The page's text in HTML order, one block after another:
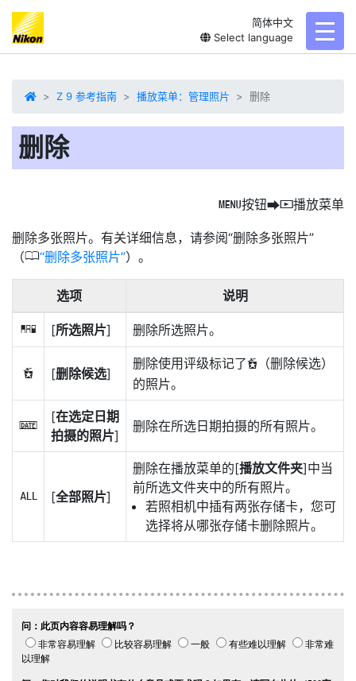
简体中文
Select language
Z 9 参考指南 播放菜单：管理照片 删除
删除
G按钮UD播放菜单
删除多张照片。有关详细信息，请参阅“删除多张照片”
（0 删除多张照片 ）。
选项 说明
Q [所选照片] 删除所选照片。
d [删除候选]
删除使用评级标记了d
（删除候选）
的照片。
i
[在选定日期
拍摄的照片]
删除在所选日期拍摄的所有照片。
R [全部照片]
删除在播放菜单的[播放文件夹]中当
前所选文件夹中的所有照片。
若照相机中插有两张存储卡，您可
选择将从哪张存储卡删除照片。